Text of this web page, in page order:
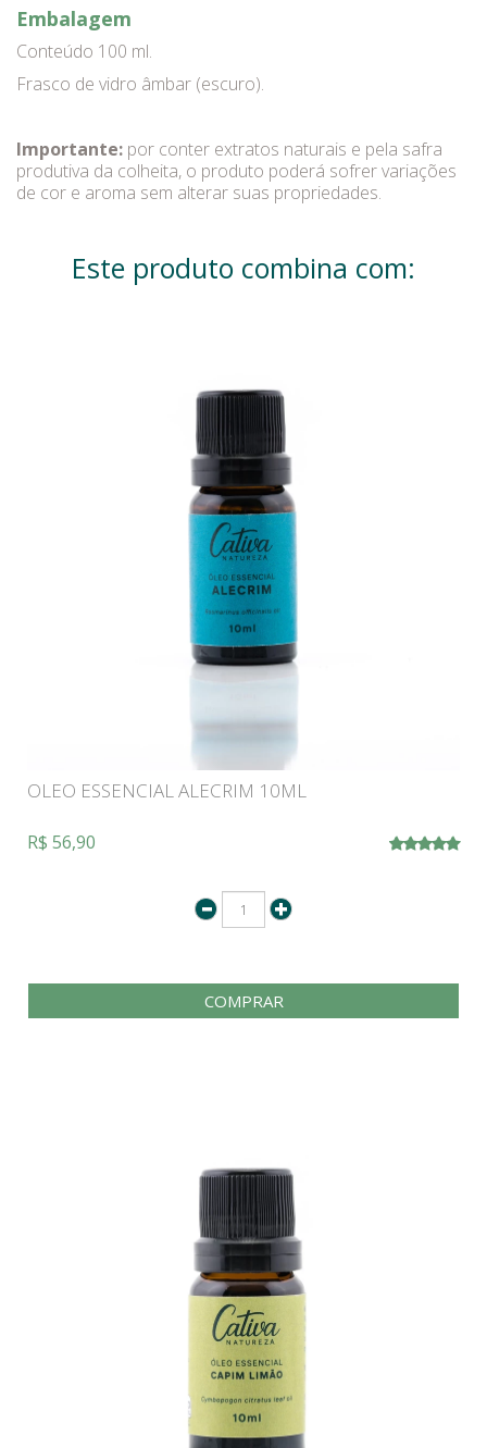
Embalagem
Conteúdo 100 ml.
Frasco de vidro âmbar (escuro).
Importante: por conter extratos naturais e pela safra
produtiva da colheita, o produto poderá sofrer variações
de cor e aroma sem alterar suas propriedades.
Este produto combina com:
OLEO ESSENCIAL ALECRIM 10ML
R$ 56,90
COMPRAR